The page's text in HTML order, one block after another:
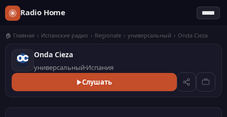
Radio Home
🏠 Главная › Испанские радио › Regionale › универсальный › Onda Cieza
Onda Cieza
универсальный Испания
Слушать